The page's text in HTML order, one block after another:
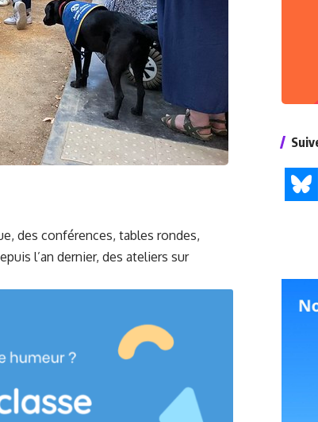
des conférences, tables rondes,
l’an dernier, des ateliers sur